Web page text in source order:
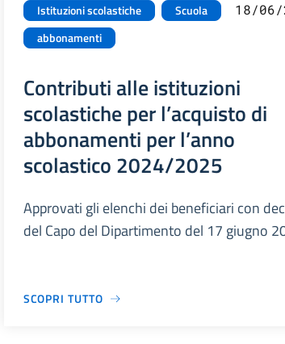
Istituzioni scolastiche
Scuola
abbonamenti
18/06/
Contributi alle istituzioni
scolastiche per l’acquisto di
abbonamenti per l’anno
scolastico 2024/2025
Approvati gli elenchi dei beneficiari con
del Capo del Dipartimento del 17 giugno
SCOPRI TUTTO